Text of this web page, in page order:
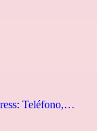
Teléfono,…